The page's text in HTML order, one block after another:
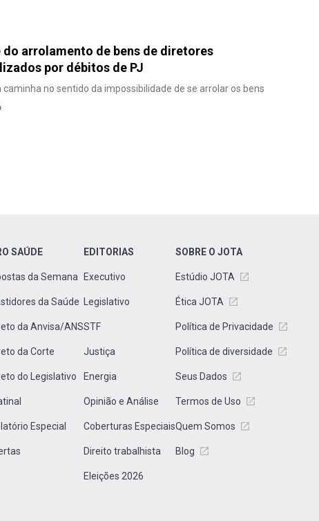
arrolamento de bens de diretores
por débitos de PJ
no sentido da impossibilidade de se arrolar os bens
SAÚDE
da Semana
da Saúde
da Anvisa/ANS
da Corte
do Legislativo
Especial
EDITORIAS
Executivo
Legislativo
STF
Justiça
Energia
Opinião e Análise
Coberturas Especiais
Direito trabalhista
Eleições 2026
SOBRE O JOTA
Estúdio JOTA
Ética JOTA
Política de Privacidade
Política de diversidade
Seus Dados
Termos de Uso
Quem Somos
Blog